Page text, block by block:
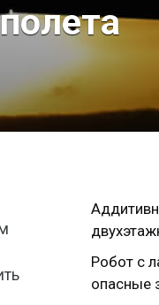
Робот с
опасные